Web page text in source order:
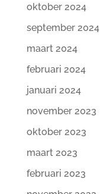
oktober 2024
september 2024
maart 2024
februari 2024
januari 2024
november 2023
oktober 2023
maart 2023
februari 2023